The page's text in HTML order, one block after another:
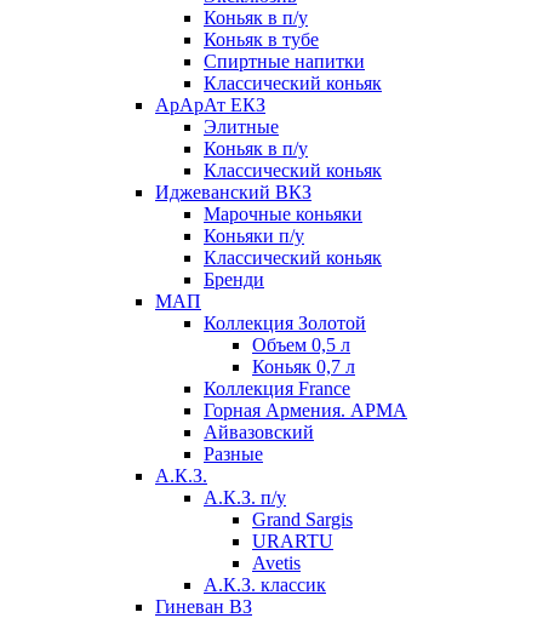
Коньяк в п/у
Коньяк в тубе
Спиртные напитки
Классический коньяк
АрАрАт ЕКЗ
Элитные
Коньяк в п/у
Классический коньяк
Иджеванский ВКЗ
Марочные коньяки
Коньяки п/у
Классический коньяк
Бренди
МАП
Коллекция Золотой
Объем 0,5 л
Коньяк 0,7 л
Коллекция France
Горная Армения. АРМА
Айвазовский
Разные
А.К.З.
А.К.З. п/у
Grand Sargis
URARTU
Avetis
А.К.З. классик
Гиневан ВЗ